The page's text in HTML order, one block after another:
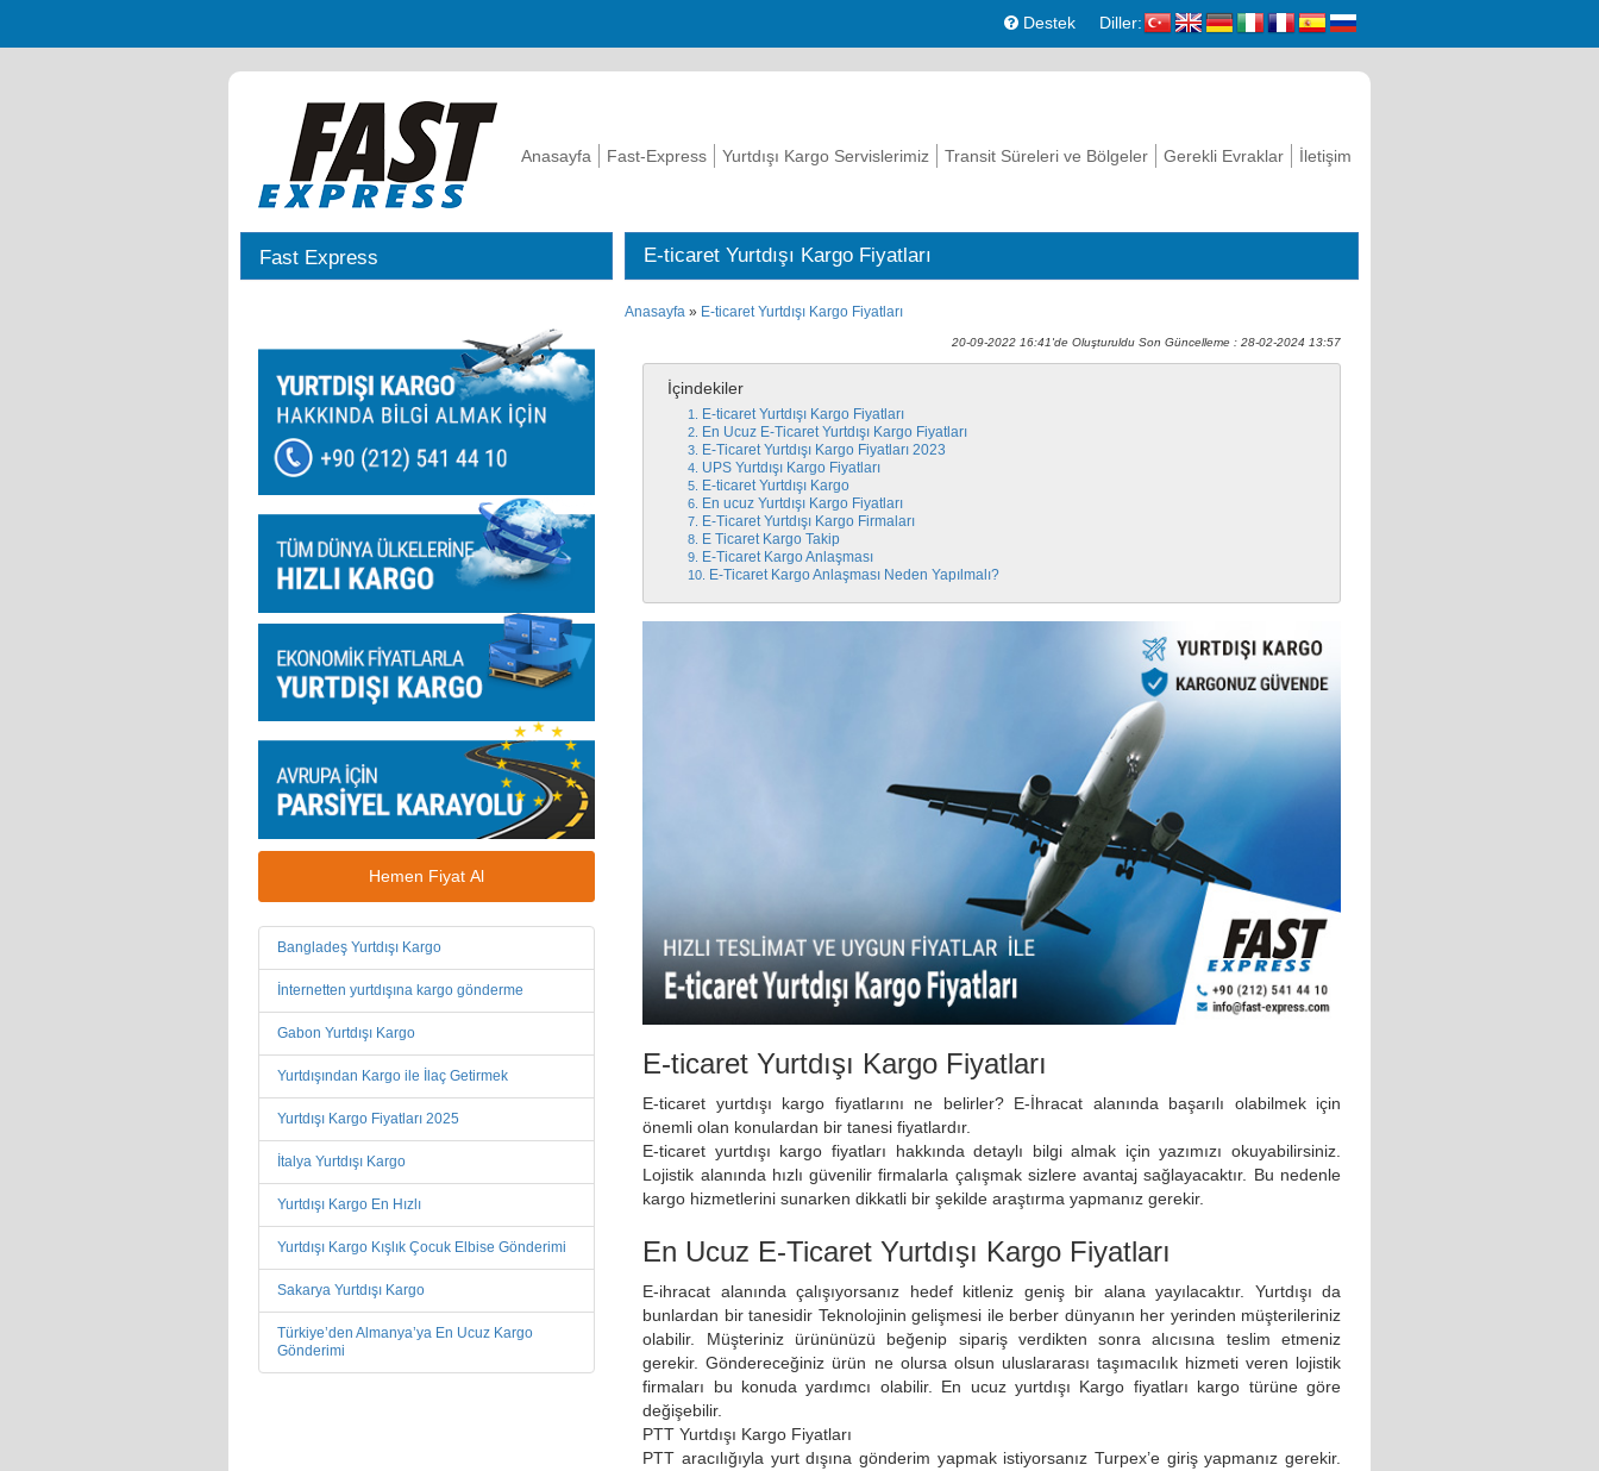
Destek Diller:
Anasayfa Fast-Express Yurtdışı Kargo Servislerimiz Transit Süreleri ve Bölgeler Gerekli Evraklar İletişim
Fast Express
Hemen Fiyat Al
Bangladeş Yurtdışı Kargo
İnternetten yurtdışına kargo gönderme
Gabon Yurtdışı Kargo
Yurtdışından Kargo ile İlaç Getirmek
Yurtdışı Kargo Fiyatları 2025
İtalya Yurtdışı Kargo
Yurtdışı Kargo En Hızlı
Yurtdışı Kargo Kışlık Çocuk Elbise Gönderimi
Sakarya Yurtdışı Kargo
Türkiye’den Almanya’ya En Ucuz Kargo
Gönderimi
E-ticaret Yurtdışı Kargo Fiyatları
Anasayfa » E-ticaret Yurtdışı Kargo Fiyatları
20-09-2022 16:41'de Oluşturuldu Son Güncelleme : 28-02-2024 13:57
İçindekiler
E-ticaret Yurtdışı Kargo Fiyatları
En Ucuz E-Ticaret Yurtdışı Kargo Fiyatları
E-Ticaret Yurtdışı Kargo Fiyatları 2023
UPS Yurtdışı Kargo Fiyatları
E-ticaret Yurtdışı Kargo
En ucuz Yurtdışı Kargo Fiyatları
E-Ticaret Yurtdışı Kargo Firmaları
E Ticaret Kargo Takip
E-Ticaret Kargo Anlaşması
E-Ticaret Kargo Anlaşması Neden Yapılmalı?
E-ticaret Yurtdışı Kargo Fiyatları
E-ticaret yurtdışı kargo fiyatlarını ne belirler? E-İhracat alanında başarılı olabilmek için
önemli olan konulardan bir tanesi fiyatlardır.
E-ticaret yurtdışı kargo fiyatları hakkında detaylı bilgi almak için yazımızı okuyabilirsiniz.
Lojistik alanında hızlı güvenilir firmalarla çalışmak sizlere avantaj sağlayacaktır. Bu nedenle
kargo hizmetlerini sunarken dikkatli bir şekilde araştırma yapmanız gerekir.
En Ucuz E-Ticaret Yurtdışı Kargo Fiyatları
E-ihracat alanında çalışıyorsanız hedef kitleniz geniş bir alana yayılacaktır. Yurtdışı da
bunlardan bir tanesidir Teknolojinin gelişmesi ile berber dünyanın her yerinden müşterileriniz
olabilir. Müşteriniz ürününüzü beğenip sipariş verdikten sonra alıcısına teslim etmeniz
gerekir. Göndereceğiniz ürün ne olursa olsun uluslararası taşımacılık hizmeti veren lojistik
firmaları bu konuda yardımcı olabilir. En ucuz yurtdışı Kargo fiyatları kargo türüne göre
değişebilir.
PTT Yurtdışı Kargo Fiyatları
PTT aracılığıyla yurt dışına gönderim yapmak istiyorsanız Turpex’e giriş yapmanız gerekir.